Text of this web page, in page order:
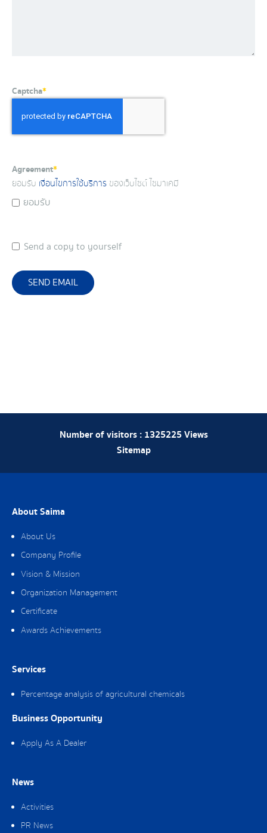
Captcha*
Agreement*
ยอมรับ เงื่อนไขการใช้บริการ ของเว็บไซต์ ไซมาเคมี
ยอมรับ
Send a copy to yourself
SEND EMAIL
Number of visitors : 1325225Views
Sitemap
About Saima
About Us
Company Profile
Vision & Mission
Organization Management
Certificate
Awards Achievements
Services
Percentage analysis of agricultural chemicals
Business Opportunity
Apply As A Dealer
News
Activities
PR News